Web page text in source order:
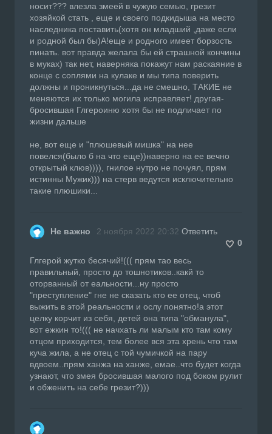
носит??? влезла змеей в чужую семью, грезит
хозяйкой стать , еще и своего подкидыша на место
наследника поставить(хотя он младший ,даже если
и родной был бы)А!еще и родного имеет борзость
пинать. вот правда желала бы ей страшной кончины
в муках) так нет, наверняка покажут нам раскаяние в
конце с соплями на кулаке и мы типа поверить
должны и проникнуться...да не смешно, ТАКИЕ не
меняются их только могила исправляет! другая-
бросившая Глгероиню хотя бы не подличает по
жизни дальше
не, вот еще и "плюшевый мишка" на нее
повелся(было б на что еще))наверно на ее вечно
открытый клюв)))), гнилое нутро не почуял, прям
истинны Мужик))) на стерв ведутся исключительно
такие плюшики...
Не важно 2 ноября 2022 20:32 Ответить
0
Глгерой жутко бесячий!((( прям тао весь
правильный, просто до тошнотиков..какй то
оторванный от еальности...ну просто
"преступление" гне не сказать кто ее отец, чтоб
выжить в этой реальности и ослу понятно!а этот
целку корчит из себя, детей она типа "обманула",
вот ежкин то!((( не начхать ли малым кто там кому
отцом приходится, тем более вся эта хрень что там
куча жила, а не отец с той чумичкой на пару
вдвоем..прям ханжа на ханже, емае..что будет когда
узнают, что змея бросившая малого под боком рулит
и обженить на себе грезит?)))